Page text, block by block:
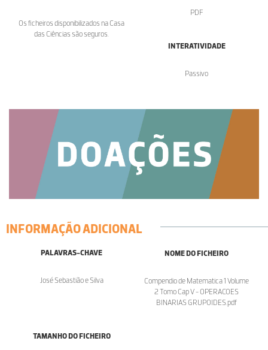
Os ficheiros disponibilizados na Casa
das Ciências são seguros.
PDF
INTERATIVIDADE
Passivo
INFORMAÇÃO ADICIONAL
PALAVRAS-CHAVE
José Sebastião e Silva
NOME DO FICHEIRO
Compendio de Matematica 1 Volume
2 Tomo Cap V - OPERACOES
BINARIAS GRUPOIDES.pdf
TAMANHO DO FICHEIRO